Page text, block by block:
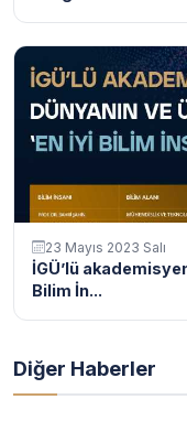
23 Mayıs 2023 Salı
İGÜ’lü
Bilim İn...
Diğer Haberler